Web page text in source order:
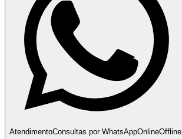
AtendimentoConsultas por WhatsAppOnlineOffline